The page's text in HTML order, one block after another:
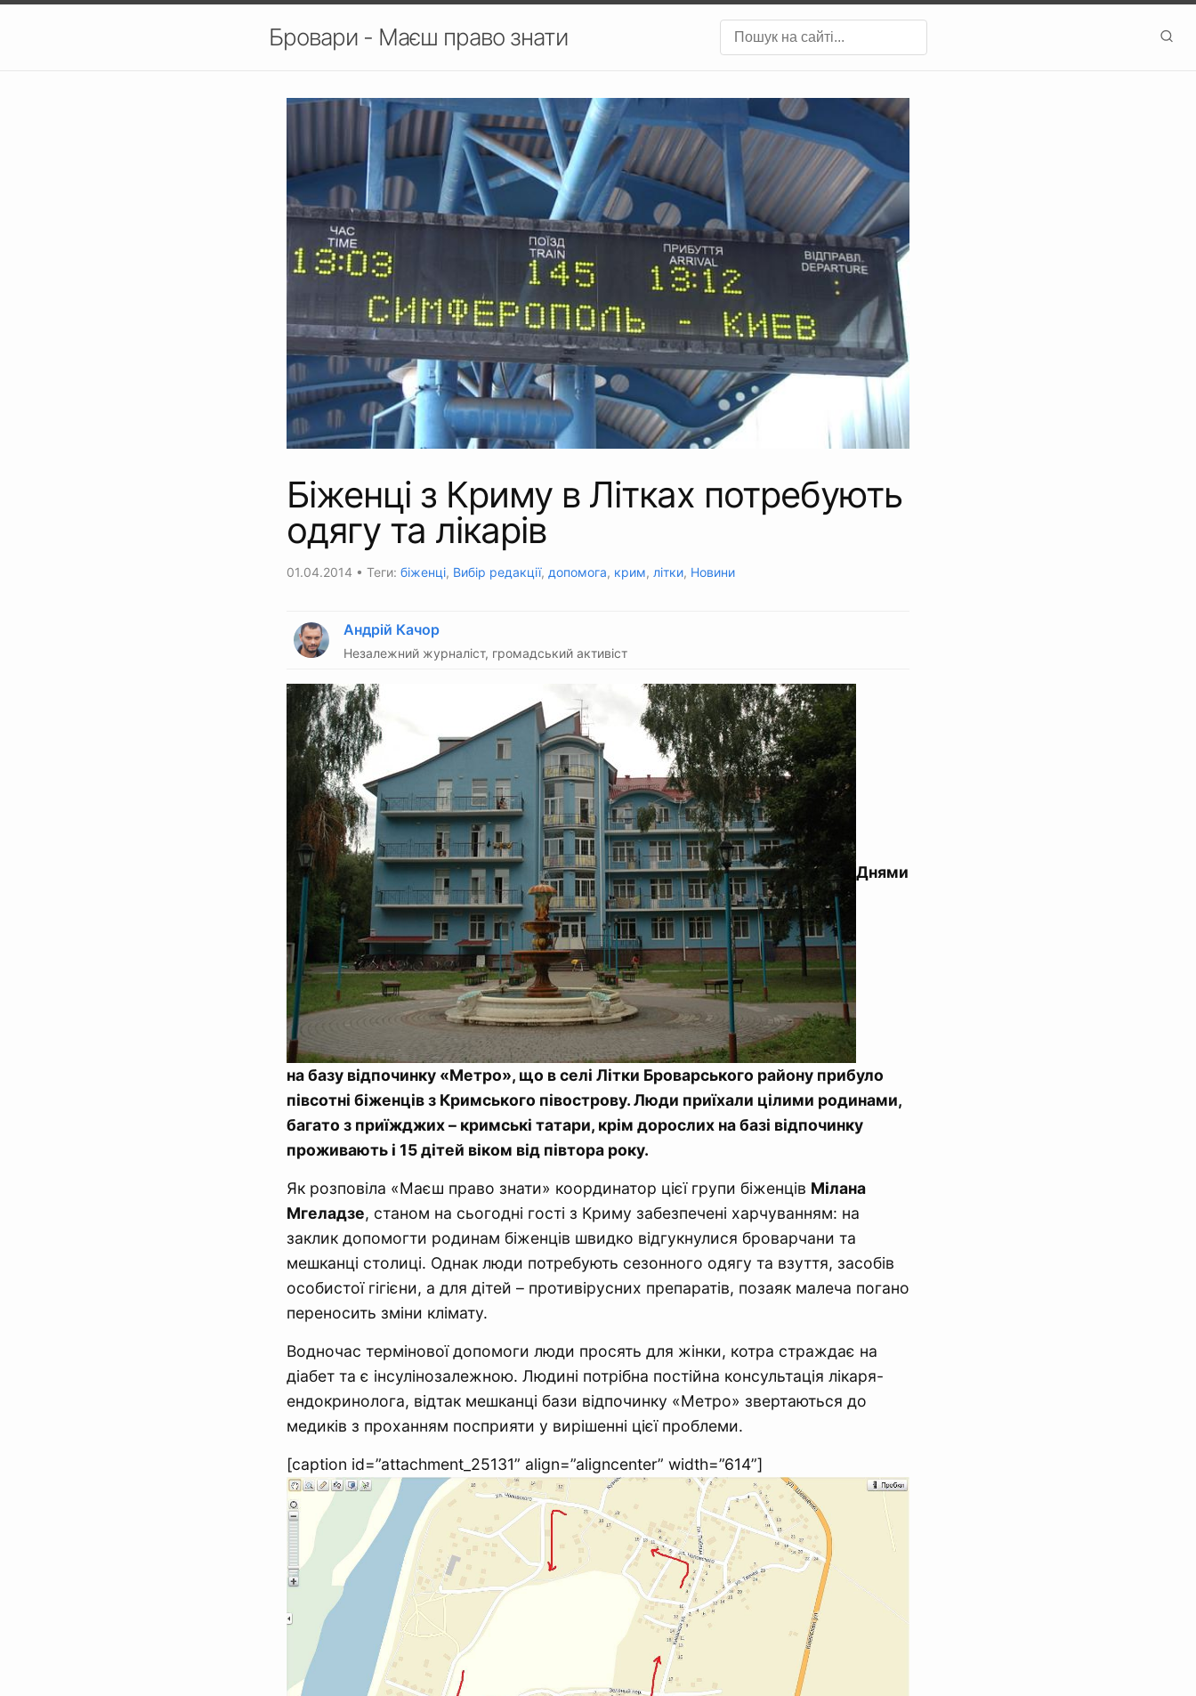
Бровари - Маєш право знати
Біженці з Криму в Літках потребують
одягу та лікарів
01.04.2014 • Теги: біженці, Вибір редакції, допомога, крим, літки, Новини
Андрій Качор
Незалежний журналіст, громадський активіст
Днями
на базу відпочинку «Метро», що в селі Літки Броварського району прибуло
півcотні біженців з Кримського півострову. Люди приїхали цілими родинами,
багато з приїжджих – кримські татари, крім дорослих на базі відпочинку
проживають і 15 дітей віком від півтора року.
Як розповіла «Маєш право знати» координатор цієї групи біженців Мілана
Мгеладзе, станом на сьогодні гості з Криму забезпечені харчуванням: на
заклик допомогти родинам біженців швидко відгукнулися броварчани та
мешканці столиці. Однак люди потребують сезонного одягу та взуття, засобів
особистої гігієни, а для дітей – противірусних препаратів, позаяк малеча погано
переносить зміни клімату.
Водночас термінової допомоги люди просять для жінки, котра страждає на
діабет та є інсулінозалежною. Людині потрібна постійна консультація лікаря-
ендокринолога, відтак мешканці бази відпочинку «Метро» звертаються до
медиків з проханням посприяти у вирішенні цієї проблеми.
[caption id=”attachment_25131” align=”aligncenter” width=”614”]